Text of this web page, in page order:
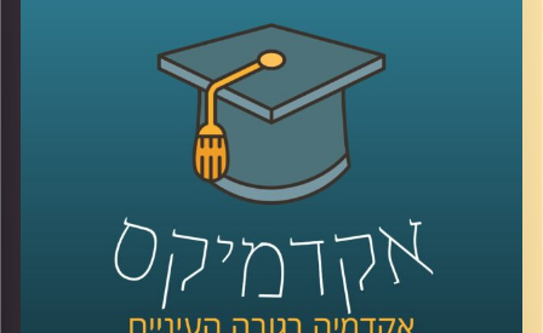
AudioVersity